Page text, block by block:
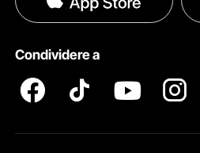
Guida & Domande Frequenti
Condividere a